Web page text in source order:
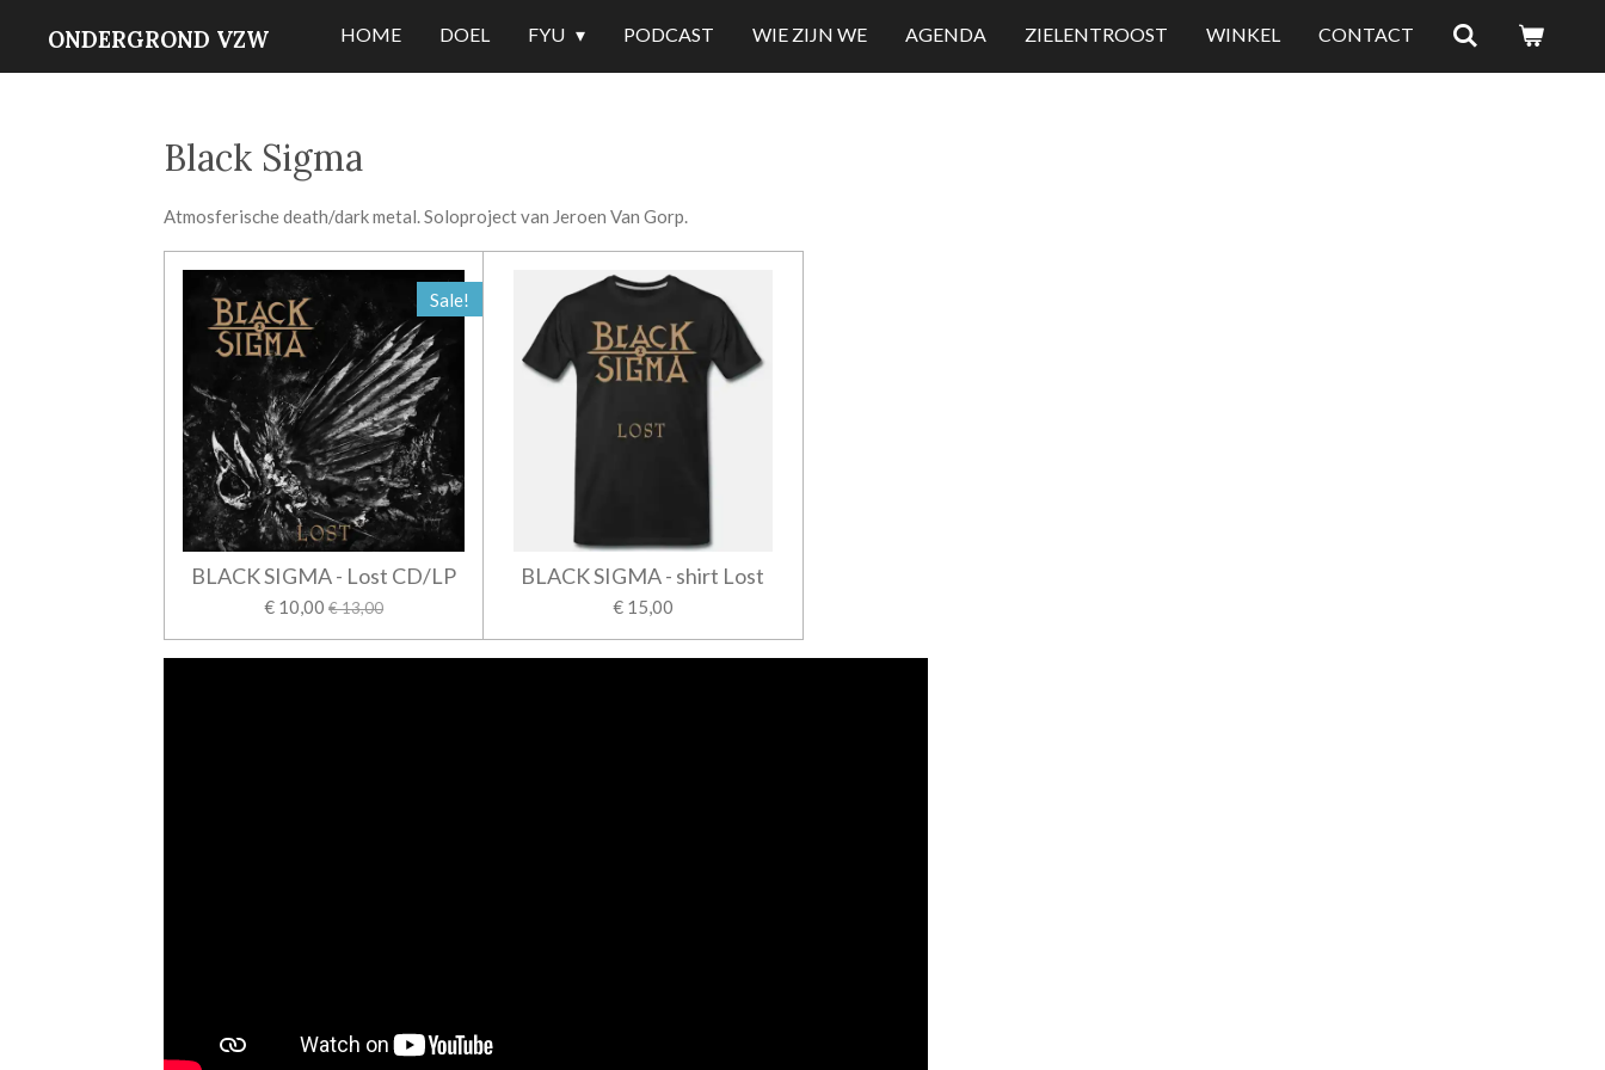
ONDERGROND VZW HOME DOEL FYU PODCAST WIE ZIJN WE AGENDA ZIELENTROOST WINKEL CONTACT
Black Sigma
Atmosferische death/dark metal. Soloproject van Jeroen Van Gorp.
Sale!
BLACK SIGMA - Lost CD/LP
€ 10,00 € 13,00
BLACK SIGMA - shirt Lost
€ 15,00